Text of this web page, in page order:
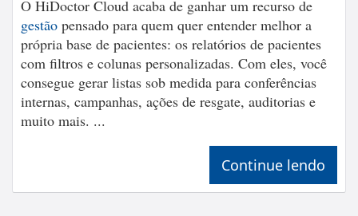
O HiDoctor Cloud acaba de ganhar um recurso de
gestão pensado para quem quer entender melhor a
própria base de pacientes: os relatórios de pacientes
com filtros e colunas personalizadas. Com eles, você
consegue gerar listas sob medida para conferências
internas, campanhas, ações de resgate, auditorias e
muito mais. ...
Continue lendo